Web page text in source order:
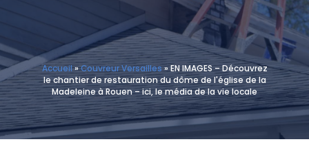
Accueil»Couvreur Versailles »EN IMAGES – Découvrez
le chantier de restauration du dôme de l'église de la
Madeleine à Rouen – ici, le média de la vie locale